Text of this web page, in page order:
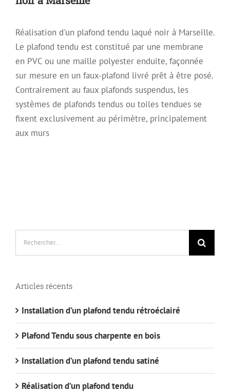
Réalisation d'un plafond tendu laqué noir à Marseille.
Le plafond tendu est constitué par une membrane
en PVC ou une maille polyester enduite, façonnée
sur mesure en un faux-plafond livré prêt à être posé.
Contrairement au faux plafonds suspendus, les
systèmes de plafonds tendus ou toiles tendues se
fixent exclusivement au périmètre, principalement
aux murs
Articles récents
Installation d’un plafond tendu rétroéclairé
Plafond Tendu sous charpente en bois
Installation d’un plafond tendu satiné
Réalisation d’un plafond tendu